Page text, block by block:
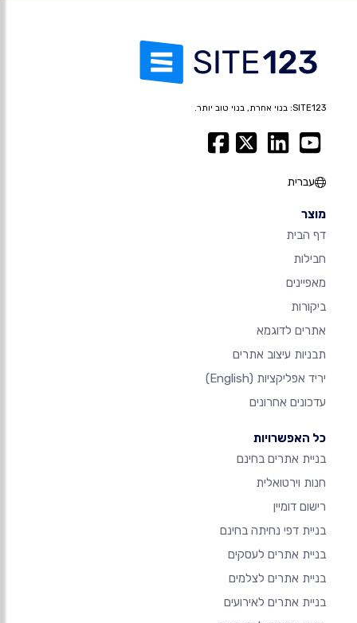
SITE123: בנוי אחרת, בנוי טוב יותר.
עברית
מוצר
דף הבית
חבילות
מאפיינים
ביקורות
אתרים לדוגמא
תבניות עיצוב אתרים
יריד אפליקציות (English)
עדכונים אחרונים
כל האפשרויות
בניית אתרים בחינם
חנות וירטואלית
רישום דומיין
בניית דפי נחיתה בחינם
בניית אתרים לעסקים
בניית אתרים לצלמים
בניית אתרים לאירועים